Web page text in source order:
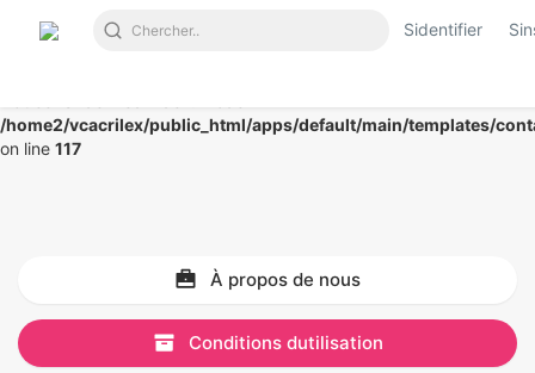
/home2/vcacrilex/public_html/apps/default/main/templates/
on line 117
Sidentifier
À propos de nous
Conditions dutilisation